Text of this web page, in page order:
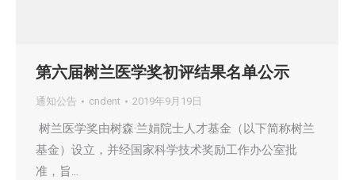
第六届树兰医学奖初评结果名单公示
通知公告 cndent 2019年9月19日
树兰医学奖由树森·兰娟院士人才基金（以下简称树兰
基金）设立，并经国家科学技术奖励工作办公室批
准，旨…